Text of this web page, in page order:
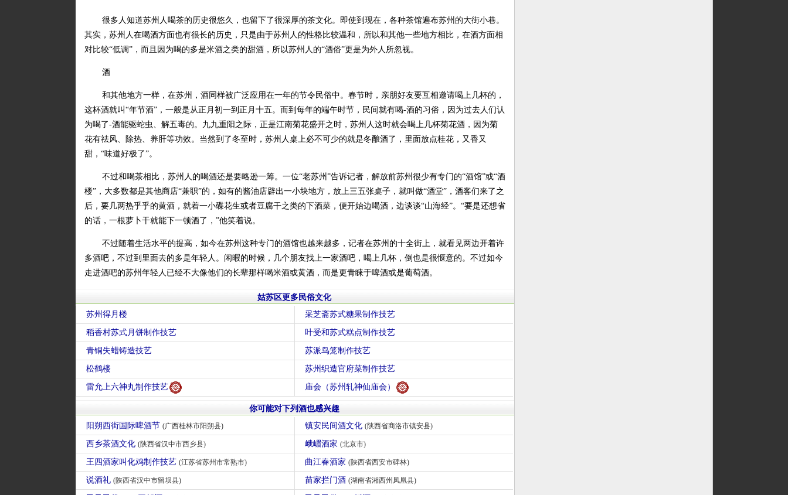
很多人知道苏州人喝茶的历史很悠久，也留下了很深厚的茶文化。即使到现在，各种茶馆遍布苏州的大街小巷。
其实，苏州人在喝酒方面也有很长的历史，只是由于苏州人的性格比较温和，所以和其他一些地方相比，在酒方面相
对比较“低调”，而且因为喝的多是米酒之类的甜酒，所以苏州人的“酒俗”更是为外人所忽视。
酒
和其他地方一样，在苏州，酒同样被广泛应用在一年的节令民俗中。春节时，亲朋好友要互相邀请喝上几杯的，
这杯酒就叫“年节酒”，一般是从正月初一到正月十五。而到每年的端午时节，民间就有喝-酒的习俗，因为过去人们认
为喝了-酒能驱蛇虫、解五毒的。九九重阳之际，正是江南菊花盛开之时，苏州人这时就会喝上几杯菊花酒，因为菊
花有祛风、除热、养肝等功效。当然到了冬至时，苏州人桌上必不可少的就是冬酿酒了，里面放点桂花，又香又
甜，“味道好极了”。
不过和喝茶相比，苏州人的喝酒还是要略逊一筹。一位“老苏州”告诉记者，解放前苏州很少有专门的“酒馆”或“酒
楼”，大多数都是其他商店“兼职”的，如有的酱油店辟出一小块地方，放上三五张桌子，就叫做“酒堂”，酒客们来了之
后，要几两热乎乎的黄酒，就着一小碟花生或者豆腐干之类的下酒菜，便开始边喝酒，边谈谈“山海经”。“要是还想省
的话，一根萝卜干就能下一顿酒了，”他笑着说。
不过随着生活水平的提高，如今在苏州这种专门的酒馆也越来越多，记者在苏州的十全街上，就看见两边开着许
多酒吧，不过到里面去的多是年轻人。闲暇的时候，几个朋友找上一家酒吧，喝上几杯，倒也是很惬意的。不过如今
走进酒吧的苏州年轻人已经不大像他们的长辈那样喝米酒或黄酒，而是更青睐于啤酒或是葡萄酒。
姑苏区更多民俗文化
苏州得月楼
采芝斋苏式糖果制作技艺
稻香村苏式月饼制作技艺 叶受和苏式糕点制作技艺
青铜失蜡铸造技艺 苏派鸟笼制作技艺
松鹤楼 苏州织造官府菜制作技艺
雷允上六神丸制作技艺 庙会（苏州轧神仙庙会）
你可能对下列酒也感兴趣
阳朔西街国际啤酒节 (广西桂林市阳朔县) 镇安民间酒文化 (陕西省商洛市镇安县)
西乡茶酒文化 (陕西省汉中市西乡县) 峨嵋酒家 (北京市)
王四酒家叫化鸡制作技艺 (江苏省苏州市常熟市) 曲江春酒家 (陕西省西安市碑林)
说酒礼 (陕西省汉中市留坝县) 苗家拦门酒 (湖南省湘西州凤凰县)